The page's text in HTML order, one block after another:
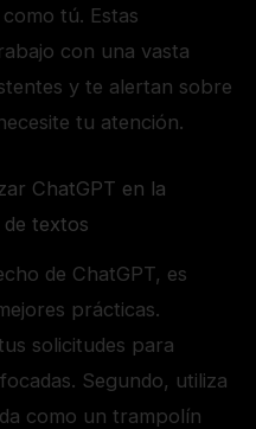
tú. Estas
con una vasta
y te alertan sobre
tu atención.
ChatGPT en la
textos
de ChatGPT, es
prácticas.
solicitudes para
Segundo, utiliza
como un trampolín